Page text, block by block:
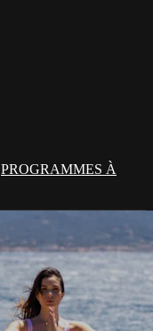
PROGRAMMES À